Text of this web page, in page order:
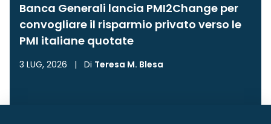
Banca Generali lancia PMI2Change per
convogliare il risparmio privato verso le
PMI italiane quotate
3 LUG, 2026 | Di Teresa M. Blesa